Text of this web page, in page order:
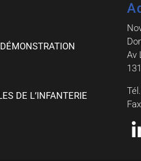
DE L’INFANTERIE
Av